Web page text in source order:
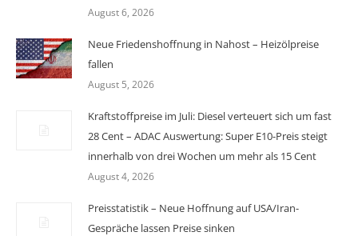
August 6, 2026
Neue Friedenshoffnung in Nahost – Heizölpreise
fallen
August 5, 2026
Kraftstoffpreise im Juli: Diesel verteuert sich um fast
28 Cent – ADAC Auswertung: Super E10-Preis steigt
innerhalb von drei Wochen um mehr als 15 Cent
August 4, 2026
Preisstatistik – Neue Hoffnung auf USA/Iran-
Gespräche lassen Preise sinken